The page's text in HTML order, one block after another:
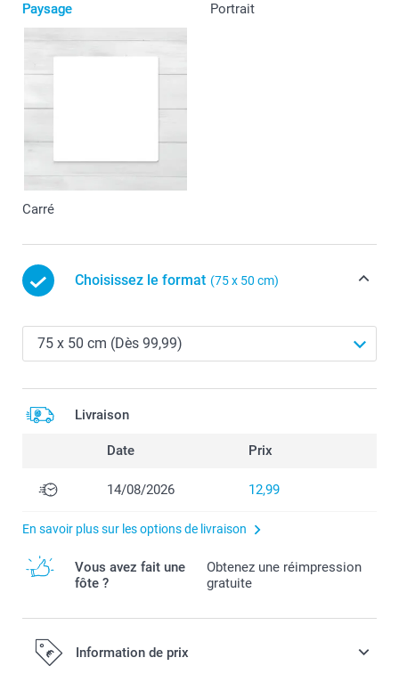
Paysage Portrait
Carré
Choisissez le format (75 x 50 cm)
Livraison
Date Prix
14/08/2026 12,99
En savoir plus sur les options de livraison
Vous avez fait une
fôte ?
Obtenez une réimpression
gratuite
Information de prix